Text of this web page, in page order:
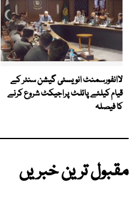
لاانفورسمنٹ انویسٹی گیشن سنٹر کے
قیام کیلئے پائلٹ پراجیکٹ شروع کرنے
کا فیصلہ
مقبول ترین خبریں